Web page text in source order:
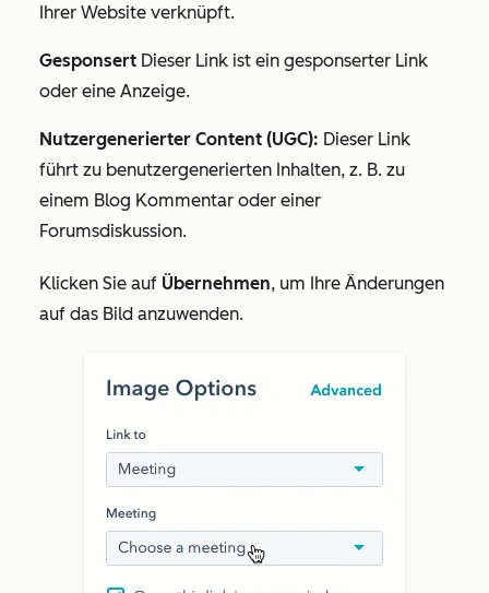
Ihrer Website verknüpft.
Gesponsert Dieser Link ist ein gesponserter Link
oder eine Anzeige.
Nutzergenerierter Content (UGC): Dieser Link
führt zu benutzergenerierten Inhalten, z. B. zu
einem Blog Kommentar oder einer
Forumsdiskussion.
Klicken Sie auf Übernehmen, um Ihre Änderungen
auf das Bild anzuwenden.